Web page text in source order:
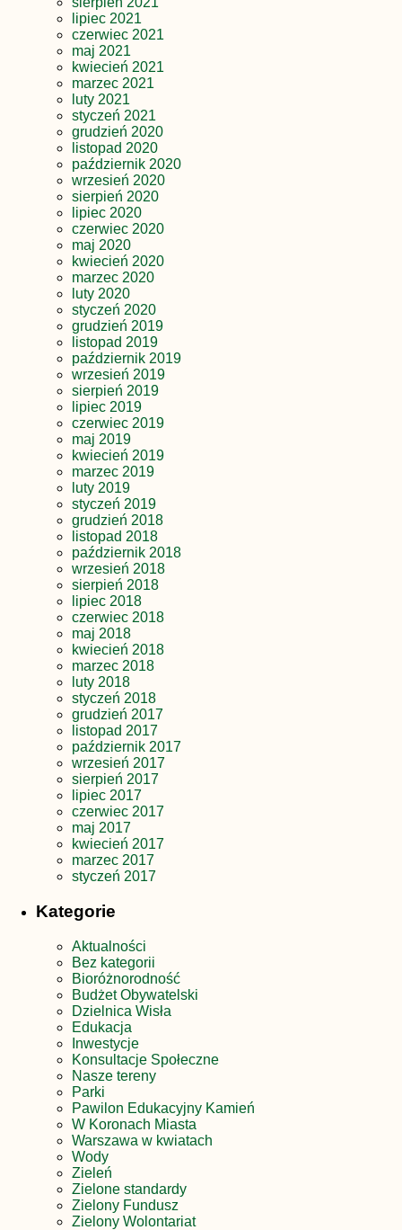
lipiec 2021
czerwiec 2021
maj 2021
kwiecień 2021
marzec 2021
luty 2021
styczeń 2021
grudzień 2020
listopad 2020
październik 2020
wrzesień 2020
sierpień 2020
lipiec 2020
czerwiec 2020
maj 2020
kwiecień 2020
marzec 2020
luty 2020
styczeń 2020
grudzień 2019
listopad 2019
październik 2019
wrzesień 2019
sierpień 2019
lipiec 2019
czerwiec 2019
maj 2019
kwiecień 2019
marzec 2019
luty 2019
styczeń 2019
grudzień 2018
listopad 2018
październik 2018
wrzesień 2018
sierpień 2018
lipiec 2018
czerwiec 2018
maj 2018
kwiecień 2018
marzec 2018
luty 2018
styczeń 2018
grudzień 2017
listopad 2017
październik 2017
wrzesień 2017
sierpień 2017
lipiec 2017
czerwiec 2017
maj 2017
kwiecień 2017
marzec 2017
styczeń 2017
Kategorie
Aktualności
Bez kategorii
Bioróżnorodność
Budżet Obywatelski
Dzielnica Wisła
Edukacja
Inwestycje
Konsultacje Społeczne
Nasze tereny
Parki
Pawilon Edukacyjny Kamień
W Koronach Miasta
Warszawa w kwiatach
Wody
Zieleń
Zielone standardy
Zielony Fundusz
Zielony Wolontariat